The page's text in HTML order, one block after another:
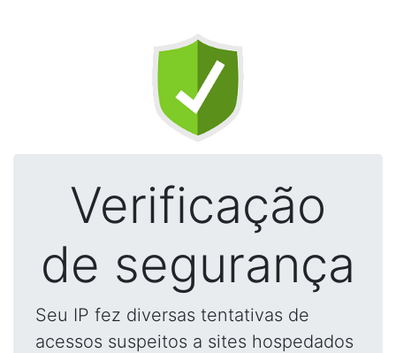
Verificação
de segurança
Seu IP fez diversas tentativas de
acessos suspeitos a sites hospedados